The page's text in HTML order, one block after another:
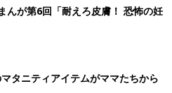
んが第6回「耐えろ皮膚！ 恐怖の妊
タニティアイテムがママたちから